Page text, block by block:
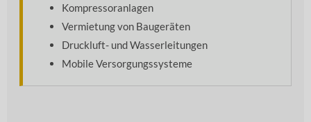
Kompressoranlagen
Vermietung von Baugeräten
Druckluft- und Wasserleitungen
Mobile Versorgungssysteme